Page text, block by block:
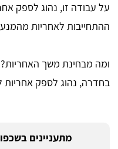
על עבודה זו, נהוג לספק
ההתחייבות לאחריות
ומה מבחינת משך
בחדרה, נהוג לספק
מתעניינים